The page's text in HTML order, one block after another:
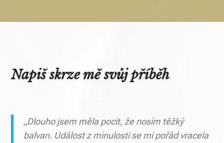
Napiš skrze mě svůj příběh
„Dlouho jsem měla pocit, že nosím těžký
balvan. Událost z minulosti se mi pořád vracela